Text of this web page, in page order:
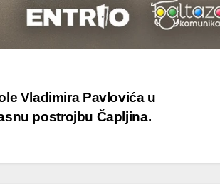
Vladimira Pavlovića u
postrojbu Čapljina.